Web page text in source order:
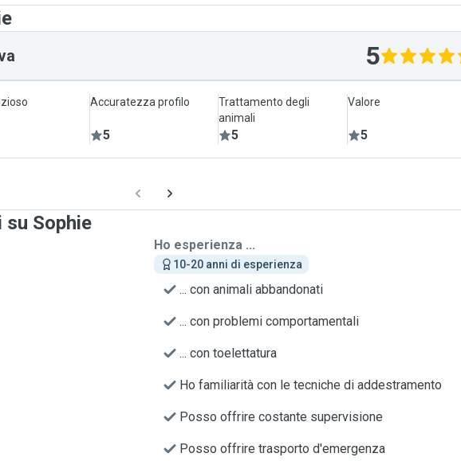
5
Accuratezza profilo
5
Trattamento degli
animali
5
Valore
5
Sophie
Ho esperienza ...
10-20 anni di esperienza
... con animali abbandonati
... con problemi comportamentali
... con toelettatura
Ho familiarità con le tecniche di addestramento
Posso offrire costante supervisione
Posso offrire trasporto d'emergenza